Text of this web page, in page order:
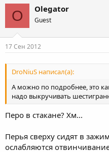
O Olegator
Guest
17 Сен 2012
DroNiuS написал(а):
А можно по подробнее, это
надо выкручивать
Перо в стакане? Хм...
Перья сверху сидят в
ослабляются